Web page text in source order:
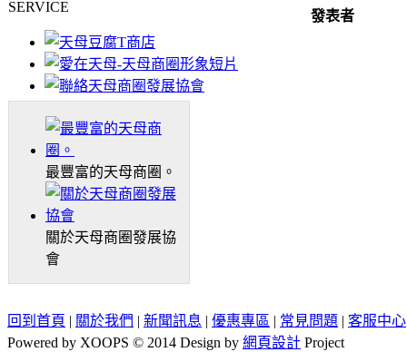
SERVICE
最豐富的天母商圈。
關於天母商圈發展協
會
發表者
回到首頁 | 關於我們 | 新聞訊息 | 優惠專區 | 常見問題 | 客服中心
Powered by XOOPS © 2014 Design by 網頁設計 Project